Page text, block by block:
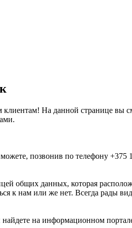
На данной странице вы
позвонив по телефону +375
общих данных, которая
к нам или же нет. Всегда рады
на информационном